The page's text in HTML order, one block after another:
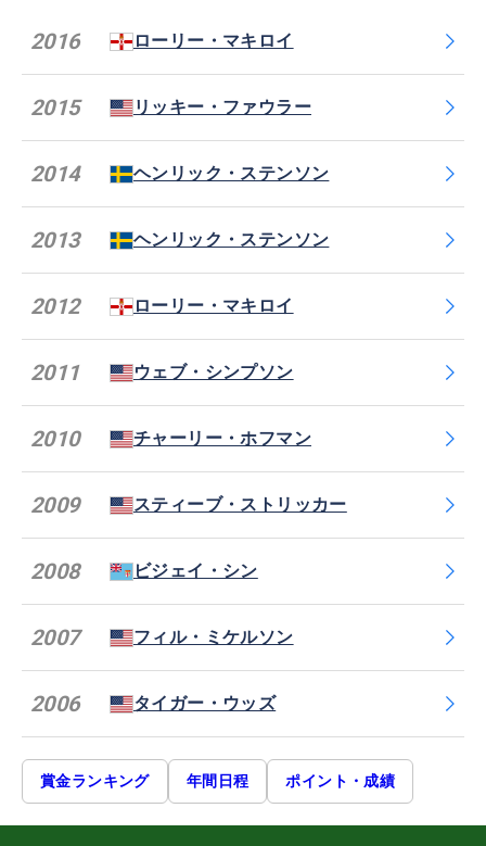
2016 ローリー・マキロイ
2015 リッキー・ファウラー
2014 ヘンリック・ステンソン
2013 ヘンリック・ステンソン
2012 ローリー・マキロイ
2011 ウェブ・シンプソン
2010 チャーリー・ホフマン
2009 スティーブ・ストリッカー
2008 ビジェイ・シン
2007 フィル・ミケルソン
2006 タイガー・ウッズ
賞金ランキング 年間日程 ポイント・成績